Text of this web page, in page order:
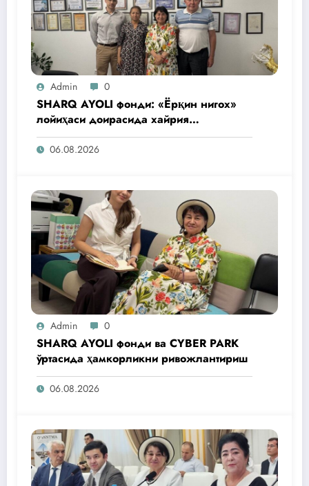
Admin 0
SHARQ AYOLI фонди: «Ёрқин нигох»
лойиҳаси доирасида хайрия
операциялари ўтказилади
06.08.2026
Admin 0
SHARQ AYOLI фонди ва CYBER PARK
ўртасида ҳамкорликни ривожлантириш
06.08.2026